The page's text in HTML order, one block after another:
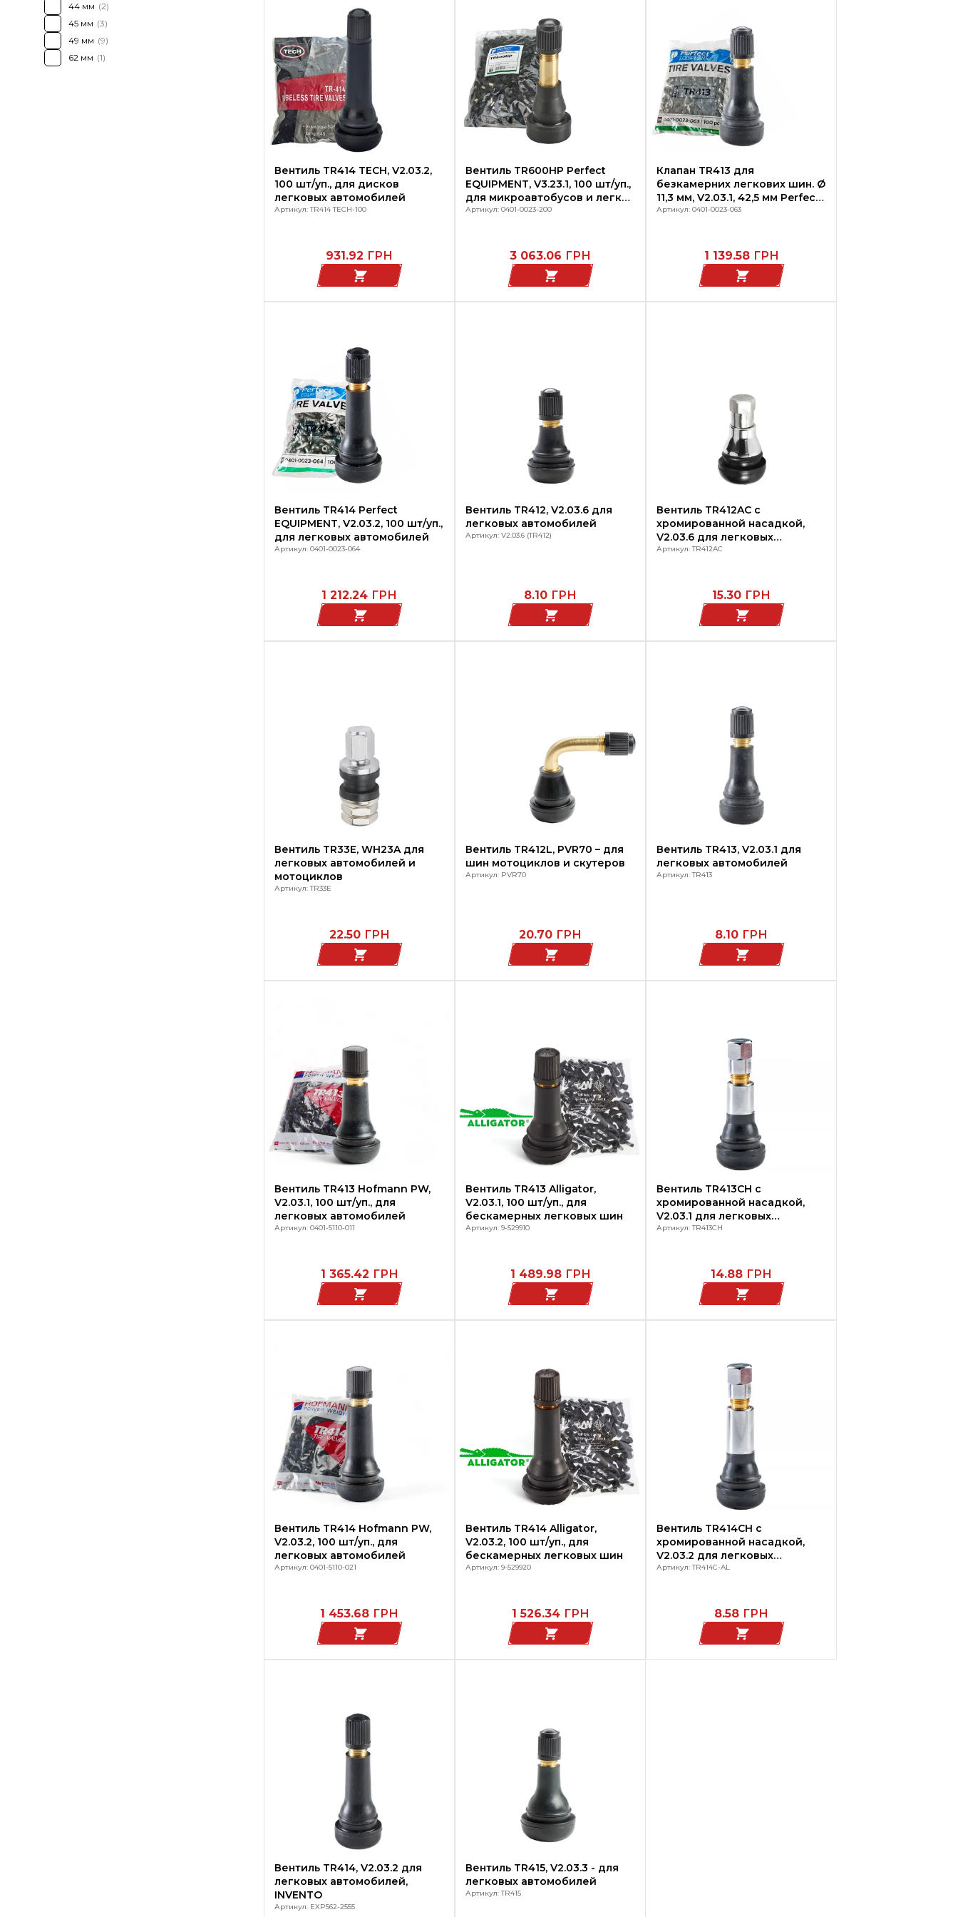
44 мм (2)
45 мм (3)
49 мм (9)
62 мм (1)
Вентиль TR414 TECH, V2.03.2,
100 шт/уп., для дисков
легковых автомобилей
Артикул: TR414 TECH-100
931.92 ГРН
Вентиль TR600HP Perfect
EQUIPMENT, V3.23.1, 100 шт/уп.,
для микроавтобусов и легких
грузовиков
Артикул: 0401-0023-200
3 063.06 ГРН
Клапан TR413 для
безкамерних легкових шин. Ø
11,3 мм, V2.03.1, 42,5 мм Perfect,
100 шт/упаковка
Артикул: 0401-0023-063
1 139.58 ГРН
Вентиль TR414 Perfect
EQUIPMENT, V2.03.2, 100 шт/уп.,
для легковых автомобилей
Артикул: 0401-0023-064
1 212.24 ГРН
Вентиль TR412, V2.03.6 для
легковых автомобилей
Артикул: V2.03.6 (TR412)
8.10 ГРН
Вентиль TR412AC с
хромированной насадкой,
V2.03.6 для легковых
автомобилей
Артикул: TR412AC
15.30 ГРН
Вентиль TR33E, WH23A для
легковых автомобилей и
мотоциклов
Артикул: TR33E
22.50 ГРН
Вентиль TR412L, PVR70 – для
шин мотоциклов и скутеров
Артикул: PVR70
20.70 ГРН
Вентиль TR413, V2.03.1 для
легковых автомобилей
Артикул: TR413
8.10 ГРН
Вентиль TR413 Hofmann PW,
V2.03.1, 100 шт/уп., для
легковых автомобилей
Артикул: 0401-5110-011
1 365.42 ГРН
Вентиль TR413 Alligator,
V2.03.1, 100 шт/уп., для
бескамерных легковых шин
Артикул: 9-529910
1 489.98 ГРН
Вентиль TR413CH с
хромированной насадкой,
V2.03.1 для легковых
автомобилей
Артикул: TR413CH
14.88 ГРН
Вентиль TR414 Hofmann PW,
V2.03.2, 100 шт/уп., для
легковых автомобилей
Артикул: 0401-5110-021
1 453.68 ГРН
Вентиль TR414 Alligator,
V2.03.2, 100 шт/уп., для
бескамерных легковых шин
Артикул: 9-529920
1 526.34 ГРН
Вентиль TR414CH с
хромированной насадкой,
V2.03.2 для легковых
автомобилей
Артикул: TR414C-AL
8.58 ГРН
Вентиль TR414, V2.03.2 для
легковых автомобилей,
INVENTO
Артикул: EXP562-2555
Вентиль TR415, V2.03.3 - для
легковых автомобилей
Артикул: TR415